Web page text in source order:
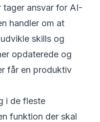
tager ansvar for AI-
handler om at
skills og
opdaterede og
får en produktiv
i de fleste
funktion der skal